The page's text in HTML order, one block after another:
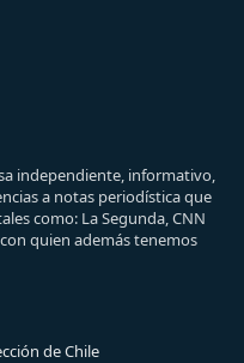
independiente, informativo,
a notas periodística que
como: La Segunda, CNN
quien además tenemos
de Chile